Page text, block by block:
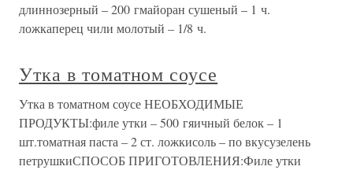
длиннозерный – 200 гмайоран сушеный – 1 ч.
ложкаперец чили молотый – 1/8 ч.
Утка в томатном соусе
Утка в томатном соусе НЕОБХОДИМЫЕ
ПРОДУКТЫ:филе утки – 500 гяичный белок – 1
шт.томатная паста – 2 ст. ложкисоль – по вкусузелень
петрушкиСПОСОБ ПРИГОТОВЛЕНИЯ:Филе утки